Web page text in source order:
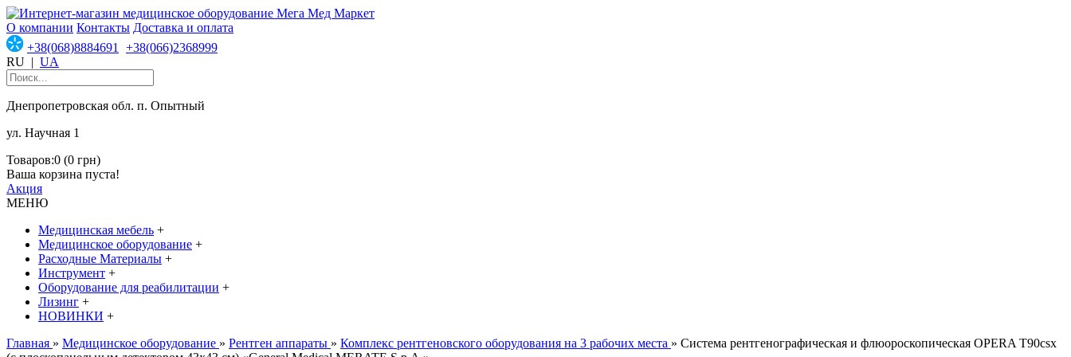
О компании Контакты Доставка и оплата
+38(068)8884691
+38(066)2368999
RU | UA
Днепропетровская обл. п. Опытный
ул. Научная 1
Товаров:0 (0 грн)
Ваша корзина пуста!
Акция
МЕНЮ
Медицинская мебель +
Медицинское оборудование +
Расходные Материалы +
Инструмент +
Оборудование для реабилитации +
Лизинг +
НОВИНКИ +
Главная » Медицинское оборудование » Рентген аппараты » Комплекс рентгеновского оборудования на 3 рабочих места » Система рентгенографическая и флюороскопическая OPERA T90csx